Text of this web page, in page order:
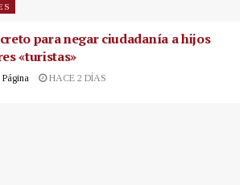
para negar ciudadanía a hijos
«turistas»
HACE 2 DÍAS